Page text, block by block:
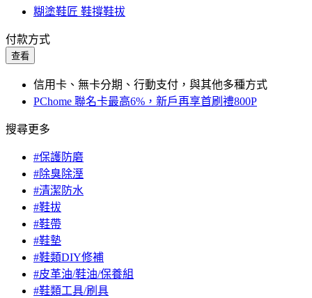
糊塗鞋匠 鞋撐鞋拔
付款方式
查看
信用卡、無卡分期、行動支付，與其他多種方式
PChome 聯名卡最高6%，新戶再享首刷禮800P
搜尋更多
#保護防磨
#除臭除溼
#清潔防水
#鞋拔
#鞋帶
#鞋墊
#鞋類DIY修補
#皮革油/鞋油/保養組
#鞋類工具/刷具